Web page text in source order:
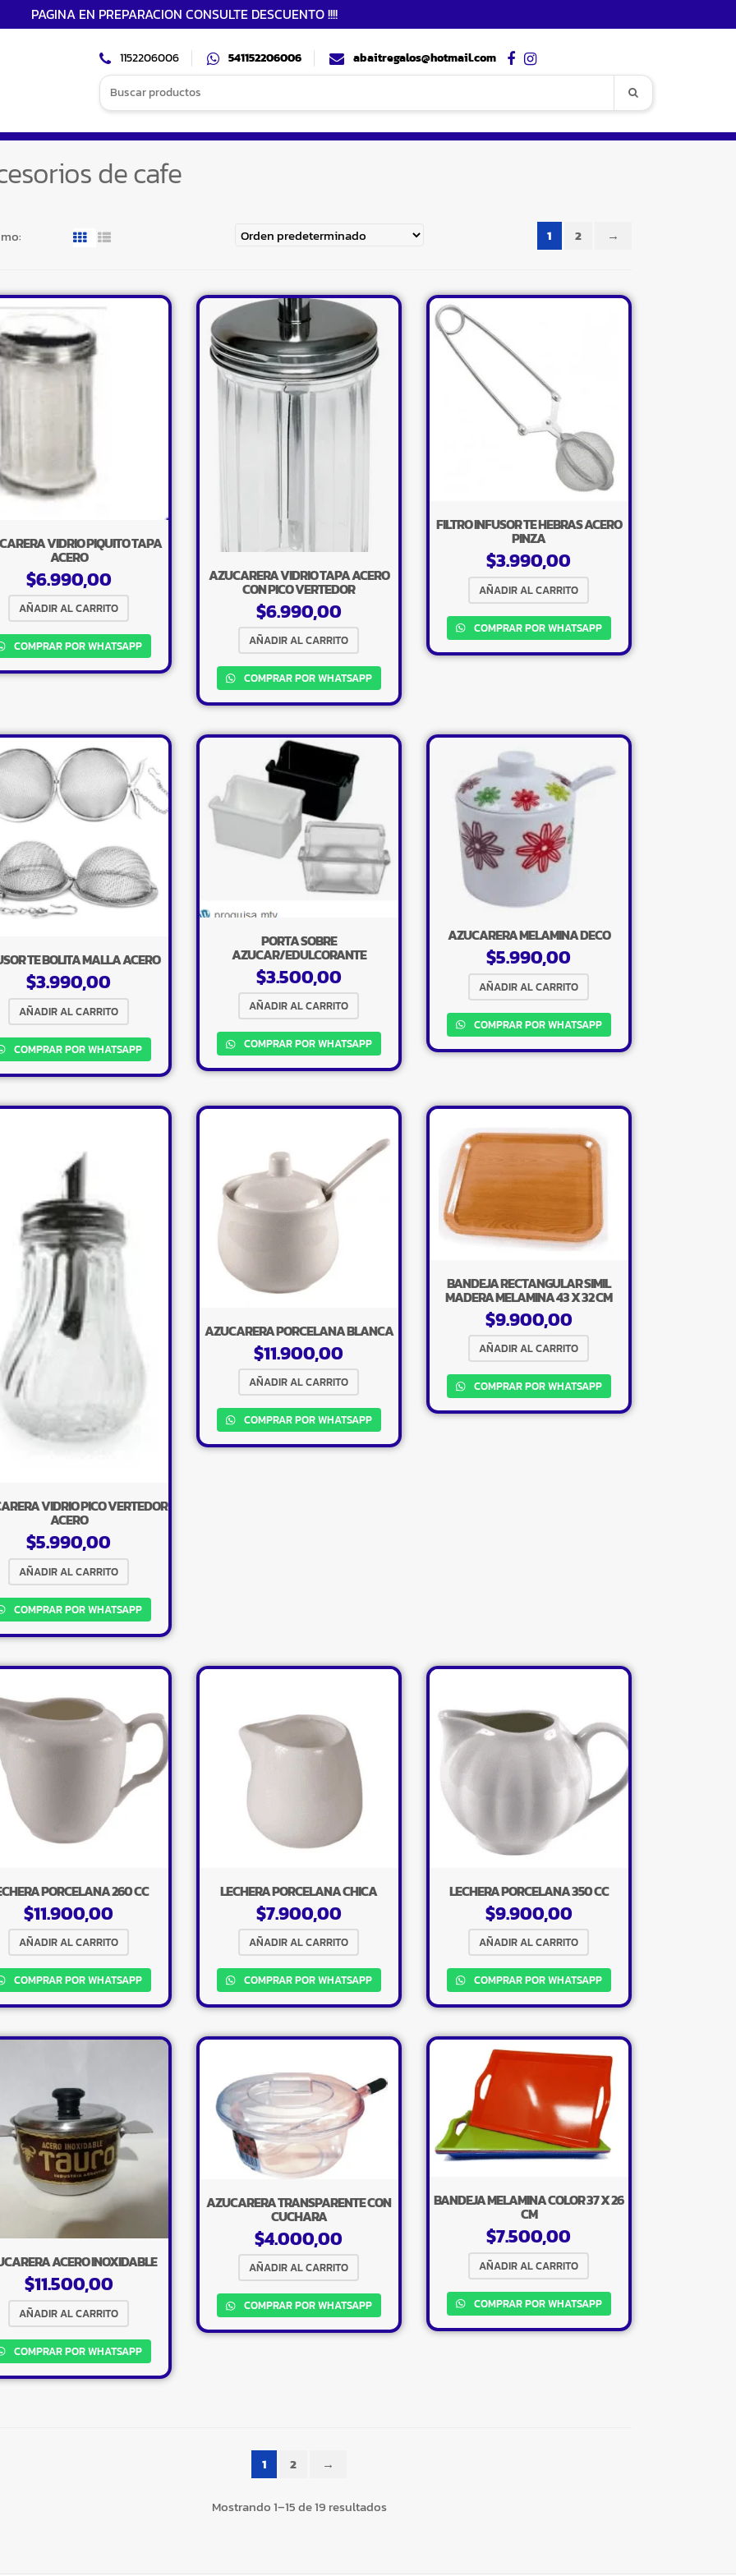
PAGINA EN PREPARACION CONSULTE DESCUENTO !!!!
1152206006 541152206006 abaitregalos@hotmail.com
Search
for:
de cafe
1 2 →
VIDRIO PIQUITO TAPA
ACERO
$6.990,00
AÑADIR AL CARRITO
COMPRAR POR WHATSAPP
AZUCARERA VIDRIO TAPA ACERO
CON PICO VERTEDOR
$6.990,00
AÑADIR AL CARRITO
COMPRAR POR WHATSAPP
FILTRO INFUSOR TE HEBRAS ACERO
PINZA
$3.990,00
AÑADIR AL CARRITO
COMPRAR POR WHATSAPP
TE BOLITA MALLA ACERO
$3.990,00
AÑADIR AL CARRITO
COMPRAR POR WHATSAPP
PORTA SOBRE
AZUCAR/EDULCORANTE
$3.500,00
AÑADIR AL CARRITO
COMPRAR POR WHATSAPP
AZUCARERA MELAMINA DECO
$5.990,00
AÑADIR AL CARRITO
COMPRAR POR WHATSAPP
VIDRIO PICO VERTEDOR
ACERO
$5.990,00
AÑADIR AL CARRITO
COMPRAR POR WHATSAPP
AZUCARERA PORCELANA BLANCA
$11.900,00
AÑADIR AL CARRITO
COMPRAR POR WHATSAPP
BANDEJA RECTANGULAR SIMIL
MADERA MELAMINA 43 X 32 CM
$9.900,00
AÑADIR AL CARRITO
COMPRAR POR WHATSAPP
PORCELANA 260 CC
$11.900,00
AÑADIR AL CARRITO
COMPRAR POR WHATSAPP
LECHERA PORCELANA CHICA
$7.900,00
AÑADIR AL CARRITO
COMPRAR POR WHATSAPP
LECHERA PORCELANA 350 CC
$9.900,00
AÑADIR AL CARRITO
COMPRAR POR WHATSAPP
ACERO INOXIDABLE
$11.500,00
AÑADIR AL CARRITO
COMPRAR POR WHATSAPP
AZUCARERA TRANSPARENTE CON
CUCHARA
$4.000,00
AÑADIR AL CARRITO
COMPRAR POR WHATSAPP
BANDEJA MELAMINA COLOR 37 X 26
CM
$7.500,00
AÑADIR AL CARRITO
COMPRAR POR WHATSAPP
1 2 →
Mostrando 1–15 de 19 resultados